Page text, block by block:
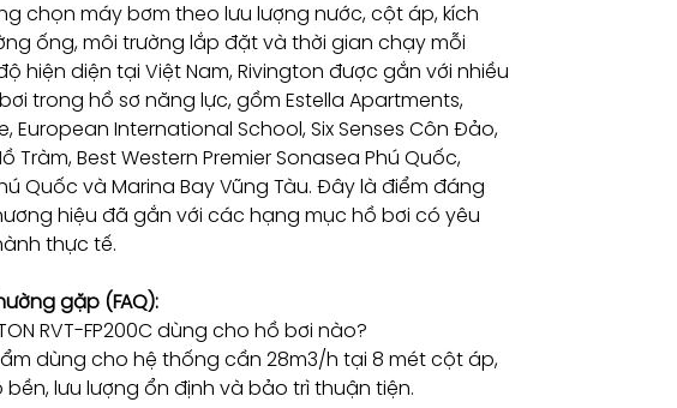
chọn máy bơm theo lưu lượng nước, cột áp, kích
ống, môi trường lắp đặt và thời gian chạy mỗi
hiện diện tại Việt Nam, Rivington được gắn với nhiều
trong hồ sơ năng lực, gồm Estella Apartments,
European International School, Six Senses Côn Đảo,
Tràm, Best Western Premier Sonasea Phú Quốc,
Quốc và Marina Bay Vũng Tàu. Đây là điểm đáng
hiệu đã gắn với các hạng mục hồ bơi có yêu
thực tế.
gặp (FAQ):
RVT-FP200C dùng cho hồ bơi nào?
dùng cho hệ thống cần 28m3/h tại 8 mét cột áp,
bền, lưu lượng ổn định và bảo trì thuận tiện.